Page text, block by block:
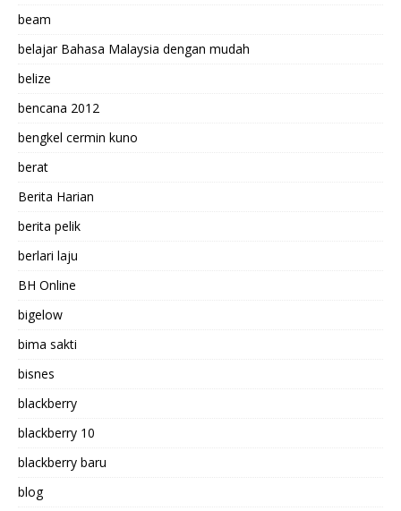
beam
belajar Bahasa Malaysia dengan mudah
belize
bencana 2012
bengkel cermin kuno
berat
Berita Harian
berita pelik
berlari laju
BH Online
bigelow
bima sakti
bisnes
blackberry
blackberry 10
blackberry baru
blog